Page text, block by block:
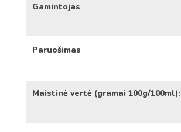
Gamintojas
Paruošimas
Maistinė vertė (gramai 100g/100ml):